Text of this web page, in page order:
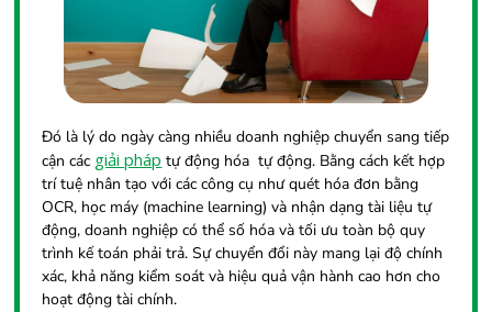
Đó là lý do ngày càng nhiều doanh nghiệp chuyển sang tiếp
cận các giải pháp tự động hóa tự động. Bằng cách kết hợp
trí tuệ nhân tạo với các công cụ như quét hóa đơn bằng
OCR, học máy (machine learning) và nhận dạng tài liệu tự
động, doanh nghiệp có thể số hóa và tối ưu toàn bộ quy
trình kế toán phải trả. Sự chuyển đổi này mang lại độ chính
xác, khả năng kiểm soát và hiệu quả vận hành cao hơn cho
hoạt động tài chính.